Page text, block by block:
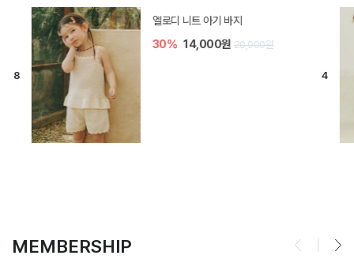
엘로디 니트 아기 바지
30% 14,000원 20,000원
MEMBERSHIP